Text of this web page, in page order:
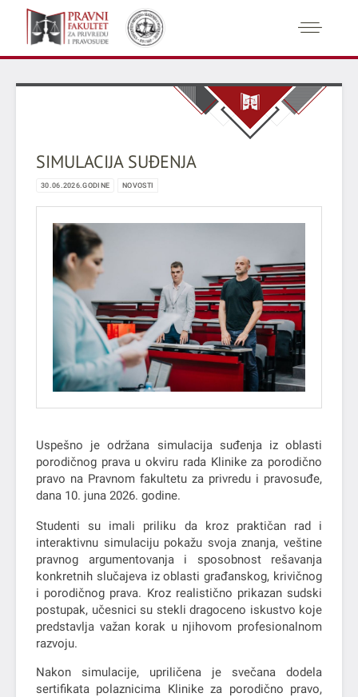
SIMULACIJA SUĐENJA
30.06.2026.GODINE NOVOSTI
Uspešno je održana simulacija suđenja iz oblasti
porodičnog prava u okviru rada Klinike za porodično
pravo na Pravnom fakultetu za privredu i pravosuđe,
dana 10. juna 2026. godine.
Studenti su imali priliku da kroz praktičan rad i
interaktivnu simulaciju pokažu svoja znanja, veštine
pravnog argumentovanja i sposobnost rešavanja
konkretnih slučajeva iz oblasti građanskog, krivičnog
i porodičnog prava. Kroz realistično prikazan sudski
postupak, učesnici su stekli dragoceno iskustvo koje
predstavlja važan korak u njihovom profesionalnom
razvoju.
Nakon simulacije, upriličena je svečana dodela
sertifikata polaznicima Klinike za porodično pravo,